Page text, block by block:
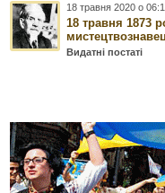
18 травня 2020 о
18 травня 1873
Видатні постаті